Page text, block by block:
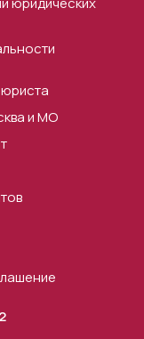
и МО